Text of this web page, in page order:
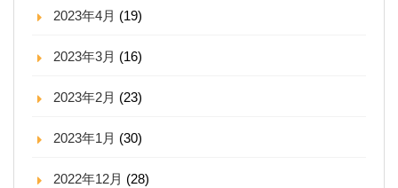
2023年4月 (19)
2023年3月 (16)
2023年2月 (23)
2023年1月 (30)
2022年12月 (28)